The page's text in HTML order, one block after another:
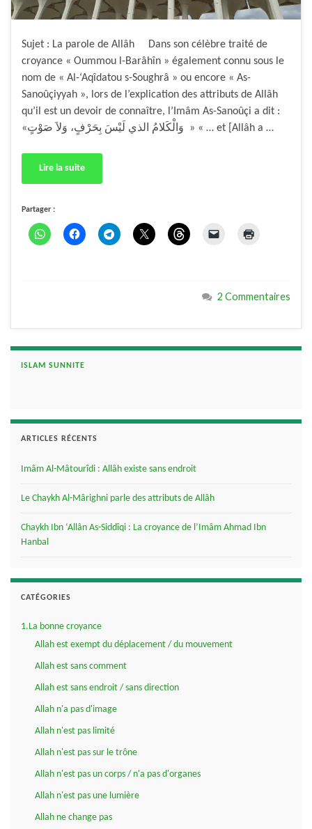
Sujet : La parole de Allâh Dans son célèbre traité de
croyance « Oummou l-Barâhîn » également connu sous le
nom de « Al-‘Aqîdatou s-Soughrâ » ou encore « As-
Sanoûçiyyah », lors de l’explication des attributs de Allâh
qu’il est un devoir de connaître, l’Imâm As-Sanoûçi a dit :
«وَالْكَلامُ الذي لَيْسَ بِحَرْفٍ، وَلاَ صَوْتٍ » « … et [Allâh a …
Lire la suite
Partager :
2 Commentaires
ISLAM SUNNITE
ARTICLES RÉCENTS
Imâm Al-Mâtourîdi : Allâh existe sans endroit
Le Chaykh Al-Mârighni parle des attributs de Allâh
Chaykh Ibn ‘Allân As-Siddîqi : La croyance de l’Imâm Ahmad Ibn
Hanbal
CATÉGORIES
1.La bonne croyance
Allah est exempt du déplacement / du mouvement
Allah est sans comment
Allah est sans endroit / sans direction
Allah n'a pas d'image
Allah n'est pas limité
Allah n'est pas sur le trône
Allah n'est pas un corps / n'a pas d'organes
Allah n'est pas une lumière
Allah ne change pas